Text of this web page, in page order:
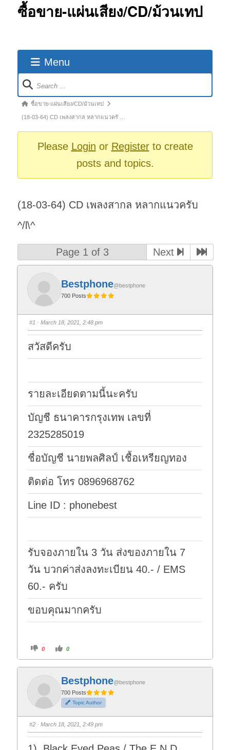
ซื้อขาย-แผ่นเสียง/CD/ม้วนเทป
Menu
Forum
Navigation
Forum
breadcrumbs
ซื้อขาย-แผ่นเสียง/CD/ม้วนเทป
(18-03-64) CD เพลงสากล หลากแนวครั …
Please Login or Registerto create
posts and topics.
(18-03-64) CD เพลงสากล หลากแนวครับ
^/l\^
Page 1 of 3 Next
Bestphone@bestphone
700 Posts
#1 · March 18, 2021, 2:48 pm
สวัสดีครับ
รายละเอียดตามนี้นะครับ
บัญชี ธนาคารกรุงเทพ เลขที่
2325285019
ชื่อบัญชี นายพลศิลป์ เชื้อเหรียญทอง
ติดต่อ โทร 0896968762
Line ID : phonebest
รับจองภายใน 3 วัน ส่งของภายใน 7
วัน บวกค่าส่งลงทะเบียน 40.- / EMS
60.- ครับ
ขอบคุณมากครับ
C
i
f
t
h
m
d
o
w
0
C
i
o
t
h
u
m
u
p
.
0
Bestphone@bestphone
700 Posts
Topic Author
#2 · March 18, 2021, 2:49 pm